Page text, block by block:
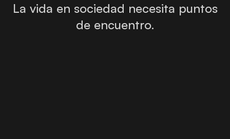
La vida en sociedad necesita puntos
de encuentro.